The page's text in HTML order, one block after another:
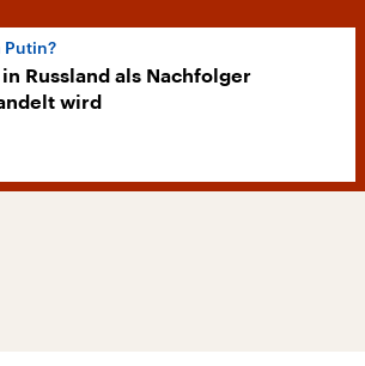
Putin?
Russland als Nachfolger
wird